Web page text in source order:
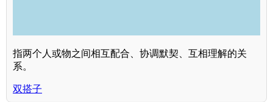
指两个人或物之间相互配合、协调默契、互相理解的关
系。
双搭子